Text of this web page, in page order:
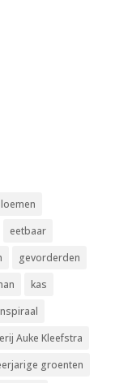
eetbaar
gevorderden
kas
Auke Kleefstra
groenten